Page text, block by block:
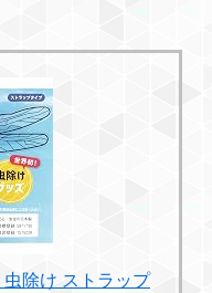
除け ストラップ